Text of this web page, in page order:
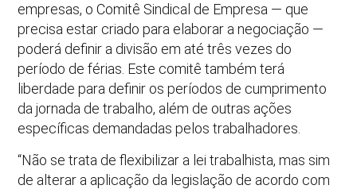
empresas, o Comitê Sindical de Empresa — que
precisa estar criado para elaborar a negociação —
poderá definir a divisão em até três vezes do
período de férias. Este comitê também terá
liberdade para definir os períodos de cumprimento
da jornada de trabalho, além de outras ações
específicas demandadas pelos trabalhadores.
“Não se trata de flexibilizar a lei trabalhista, mas sim
de alterar a aplicação da legislação de acordo com